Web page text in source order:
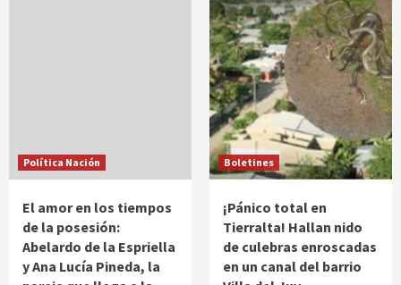
Política Nación
El amor en los tiempos
de la posesión:
Abelardo de la Espriella
y Ana Lucía Pineda, la
Boletines
¡Pánico total en
Tierralta! Hallan nido
de culebras enroscadas
en un canal del barrio